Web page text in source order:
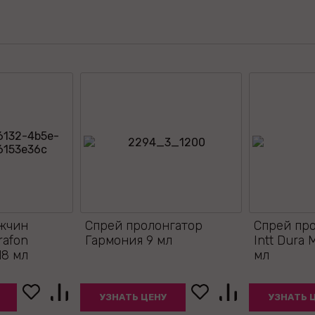
мл
Спрей пролонгатор
Гармония 9 мл
УЗНАТЬ ЦЕНУ
Спрей
Intt Dura
мл
УЗНАТЬ